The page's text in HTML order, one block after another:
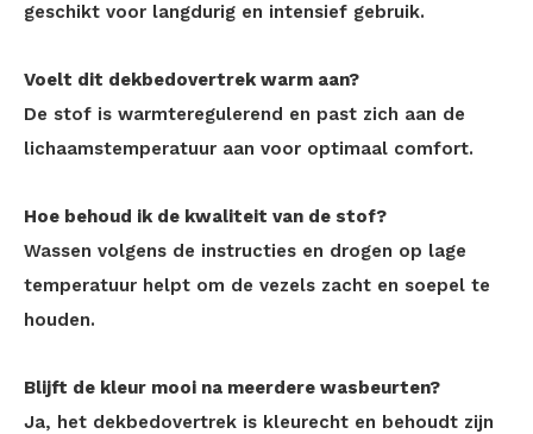
geschikt voor langdurig en intensief gebruik.
Voelt dit dekbedovertrek warm aan?
De stof is warmteregulerend en past zich aan de
lichaamstemperatuur aan voor optimaal comfort.
Hoe behoud ik de kwaliteit van de stof?
Wassen volgens de instructies en drogen op lage
temperatuur helpt om de vezels zacht en soepel te
houden.
Blijft de kleur mooi na meerdere wasbeurten?
Ja, het dekbedovertrek is kleurecht en behoudt zijn